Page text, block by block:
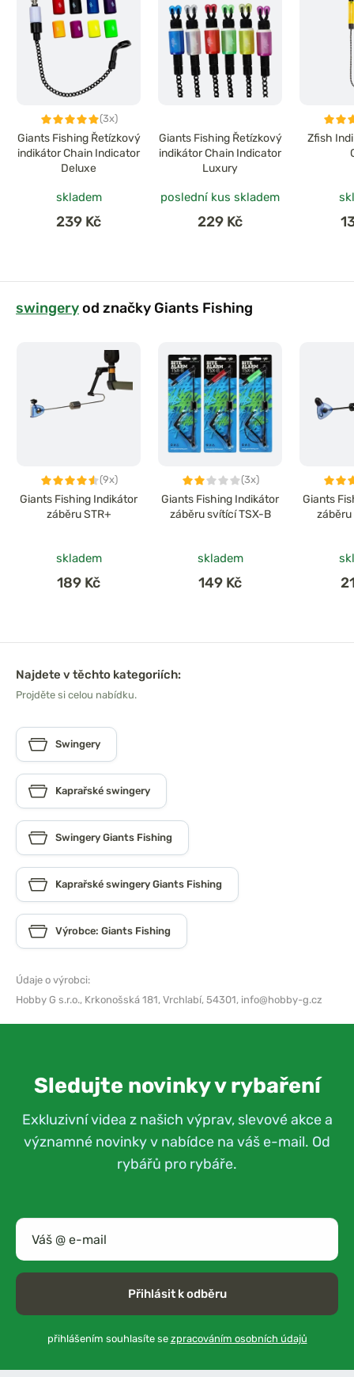
(3x)
Giants Fishing Řetízkový
indikátor Chain Indicator
Deluxe
skladem
239 Kč
Giants Fishing Řetízkový
indikátor Chain Indicator
Luxury
poslední kus skladem
229 Kč
Zfish
swingeryod značky Giants Fishing
(9x)
Giants Fishing Indikátor
záběru STR+
skladem
189 Kč
(3x)
Giants Fishing Indikátor
záběru svítící TSX-B
skladem
149 Kč
Giants
záběru
Najdete v těchto kategoriích:
Projděte si celou nabídku.
Swingery
Kaprařské swingery
Swingery Giants Fishing
Kaprařské swingery Giants Fishing
Výrobce: Giants Fishing
Údaje o výrobci:
Hobby G s.r.o., Krkonošská 181, Vrchlabí, 54301, info@hobby-g.cz
Sledujte novinky v rybaření
Exkluzivní videa z našich výprav, slevové akce a
významné novinky v nabídce na váš e-mail. Od
rybářů pro rybáře.
Přihlásit k odběru
přihlášením souhlasíte se zpracováním osobních údajů